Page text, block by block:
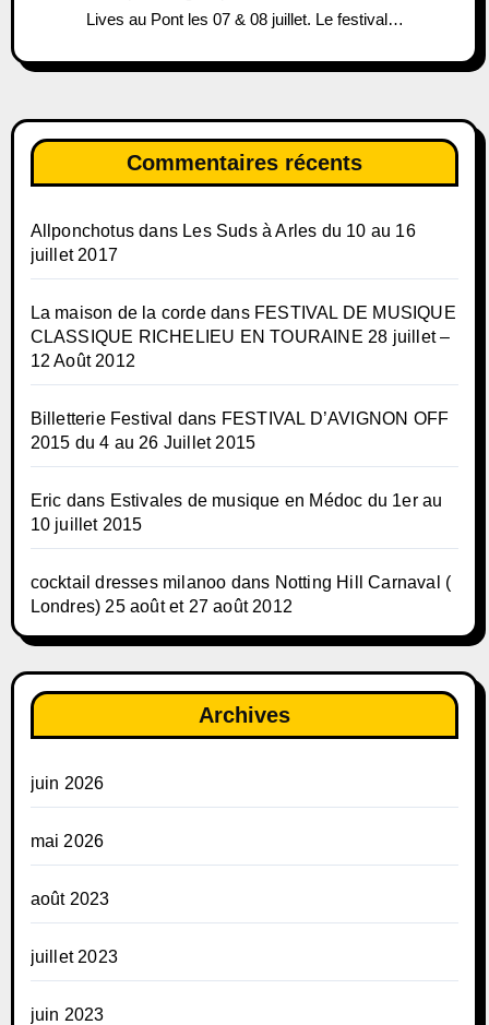
Lives au Pont les 07 & 08 juillet. Le festival…
Commentaires récents
Allponchotus dans Les Suds à Arles du 10 au 16
juillet 2017
La maison de la cordedans FESTIVAL DE MUSIQUE
CLASSIQUE RICHELIEU EN TOURAINE 28 juillet –
12 Août 2012
Billetterie Festival dans FESTIVAL D’AVIGNON OFF
2015 du 4 au 26 Juillet 2015
Eric dans Estivales de musique en Médoc du 1er au
10 juillet 2015
cocktail dresses milanoo dans Notting Hill Carnaval (
Londres) 25 août et 27 août 2012
Archives
juin 2026
mai 2026
août 2023
juillet 2023
juin 2023